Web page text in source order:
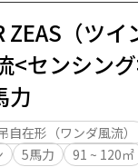
ZEAS（ツイ
<センシン
力
自在形（ワンダ風流）
5馬力 91 ~ 120㎡